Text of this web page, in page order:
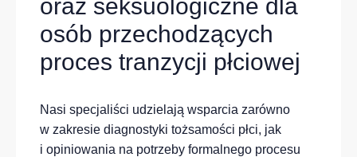
oraz seksuologiczne dla
osób przechodzących
proces tranzycji płciowej
Nasi specjaliści udzielają wsparcia zarówno
w zakresie diagnostyki tożsamości płci, jak
i opiniowania na potrzeby formalnego procesu